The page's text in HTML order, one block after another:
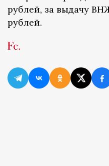
рублей, за выдачу
рублей.